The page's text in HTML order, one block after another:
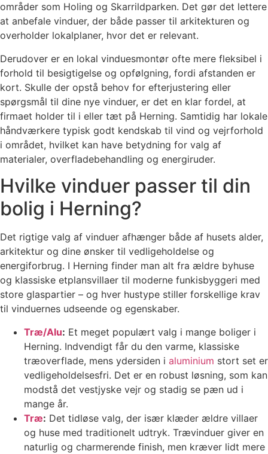
områder som Holing og Skarrildparken. Det gør det lettere
at anbefale vinduer, der både passer til arkitekturen og
overholder lokalplaner, hvor det er relevant.
Derudover er en lokal vinduesmontør ofte mere fleksibel i
forhold til besigtigelse og opfølgning, fordi afstanden er
kort. Skulle der opstå behov for efterjustering eller
spørgsmål til dine nye vinduer, er det en klar fordel, at
firmaet holder til i eller tæt på Herning. Samtidig har lokale
håndværkere typisk godt kendskab til vind og vejrforhold
i området, hvilket kan have betydning for valg af
materialer, overfladebehandling og energiruder.
Hvilke vinduer passer til din
bolig i Herning?
Det rigtige valg af vinduer afhænger både af husets alder,
arkitektur og dine ønsker til vedligeholdelse og
energiforbrug. I Herning finder man alt fra ældre byhuse
og klassiske etplansvillaer til moderne funkisbyggeri med
store glaspartier – og hver hustype stiller forskellige krav
til vinduernes udseende og egenskaber.
Træ/Alu: Et meget populært valg i mange boliger i
Herning. Indvendigt får du den varme, klassiske
træoverflade, mens ydersiden i aluminium stort set er
vedligeholdelsesfri. Det er en robust løsning, som kan
modstå det vestjyske vejr og stadig se pæn ud i
mange år.
Træ: Det tidløse valg, der især klæder ældre villaer
og huse med traditionelt udtryk. Trævinduer giver en
naturlig og charmerende finish, men kræver lidt mere